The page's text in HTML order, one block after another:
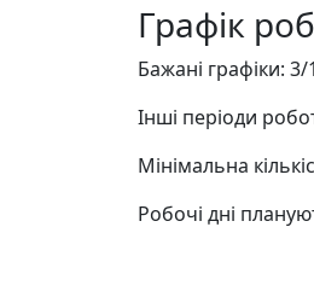
Графік
Бажані графіки:
Інші періоди
Мінімальна
Робочі дні